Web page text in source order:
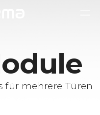
für mehrere Türen